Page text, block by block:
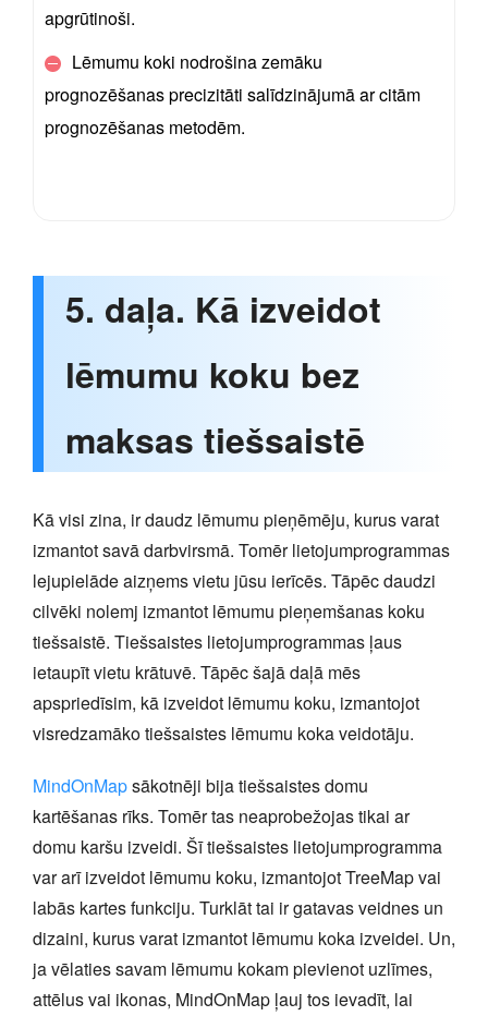
apgrūtinoši.
Lēmumu koki nodrošina zemāku
prognozēšanas precizitāti salīdzinājumā ar citām
prognozēšanas metodēm.
5. daļa. Kā izveidot
lēmumu koku bez
maksas tiešsaistē
Kā visi zina, ir daudz lēmumu pieņēmēju, kurus varat
izmantot savā darbvirsmā. Tomēr lietojumprogrammas
lejupielāde aizņems vietu jūsu ierīcēs. Tāpēc daudzi
cilvēki nolemj izmantot lēmumu pieņemšanas koku
tiešsaistē. Tiešsaistes lietojumprogrammas ļaus
ietaupīt vietu krātuvē. Tāpēc šajā daļā mēs
apspriedīsim, kā izveidot lēmumu koku, izmantojot
visredzamāko tiešsaistes lēmumu koka veidotāju.
MindOnMapsākotnēji bija tiešsaistes domu
kartēšanas rīks. Tomēr tas neaprobežojas tikai ar
domu karšu izveidi. Šī tiešsaistes lietojumprogramma
var arī izveidot lēmumu koku, izmantojot TreeMap vai
labās kartes funkciju. Turklāt tai ir gatavas veidnes un
dizaini, kurus varat izmantot lēmumu koka izveidei. Un,
ja vēlaties savam lēmumu kokam pievienot uzlīmes,
attēlus vai ikonas, MindOnMap ļauj tos ievadīt, lai